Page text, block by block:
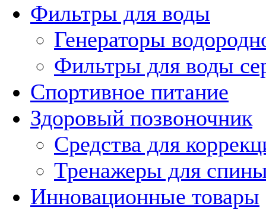
Фильтры для воды
Генераторы
Фильтры для воды
Спортивное питание
Здоровый позвоночник
Средства для
Тренажеры для
Инновационные товары